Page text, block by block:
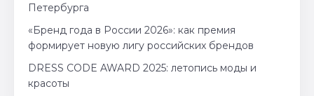
Петербурга
«Бренд года в России 2026»: как премия
формирует новую лигу российских брендов
DRESS CODE AWARD 2025: летопись моды и
красоты